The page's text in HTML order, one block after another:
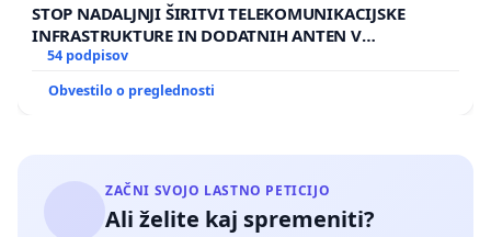
STOP NADALJNJI ŠIRITVI TELEKOMUNIKACIJSKE
INFRASTRUKTURE IN DODATNIH ANTEN V
GRADIŠČAKU
54 podpisov
Obvestilo o preglednosti
ZAČNI SVOJO LASTNO PETICIJO
Ali želite kaj spremeniti?